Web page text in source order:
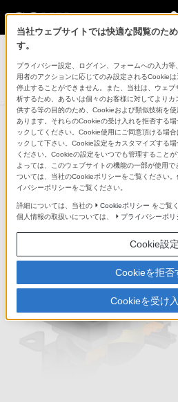
サウンドバー／ホームシアターシ
サウンドバー
HT-ST5
バースピーカー部
当社ウェブサイトでは快適な閲覧のた
す。
プライバシー設定、ログイン、フォームへの入力
用者のアクションに応じてのみ設定されるCookie
停止することができません。また、当社は、ウェ
析するため、あるいは個々のお客様に対してより
供する等の目的のため、Cookieおよび類似技術を
あります。それらのCookieの受け入れを拒否する
ックしてください。Cookie使用にご同意頂ける場
ックして下さい。Cookie設定をカスタマイズする
ください。Cookieの設定をいつでも管理すること
よっては、このウェブサイトの機能の一部が使用
ついては、当社のCookieポリシーをご覧ください
イバシーポリシーをご覧ください。
詳細については、当社の Cookieポリシー をご覧
個人情報の取扱いについては、
プライバシーポリ
Cookie設定
Cookieを拒否
Cookieを受け